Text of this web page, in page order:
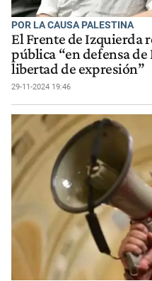
POR LA CAUSA PALESTINA
El Frente de Izquierda
pública “en defensa
libertad de expresión”
29-11-2024 19:46